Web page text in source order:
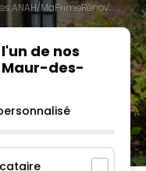
ANAH/MaPrimeRénov'.
de nos
des-